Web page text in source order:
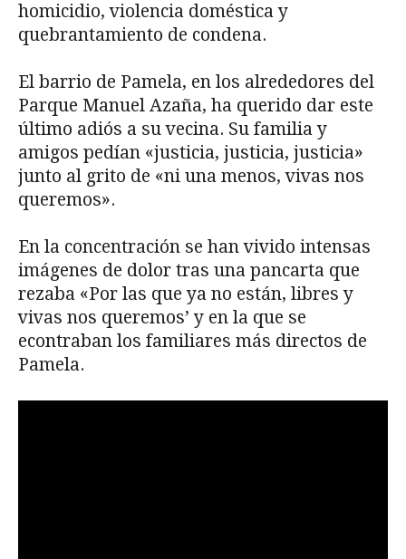
homicidio, violencia doméstica y
quebrantamiento de condena.
El barrio de Pamela, en los alrededores del
Parque Manuel Azaña, ha querido dar este
último adiós a su vecina. Su familia y
amigos pedían «justicia, justicia, justicia»
junto al grito de «ni una menos, vivas nos
queremos».
En la concentración se han vivido intensas
imágenes de dolor tras una pancarta que
rezaba «Por las que ya no están, libres y
vivas nos queremos’ y en la que se
econtraban los familiares más directos de
Pamela.